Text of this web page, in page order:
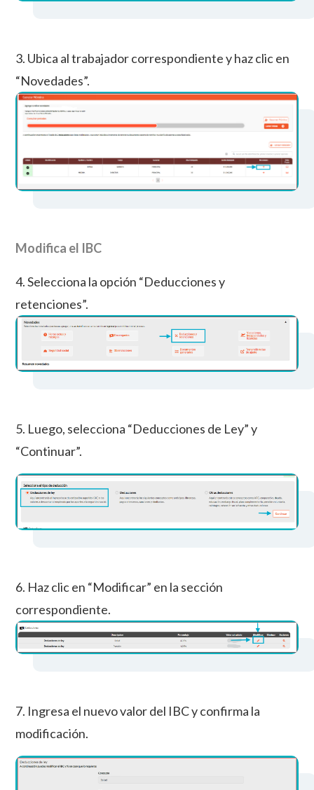
3. Ubica al trabajador correspondiente y haz clic en
“Novedades”.
Modifica el IBC
4. Selecciona la opción “Deducciones y
retenciones”.
5. Luego, selecciona “Deducciones de Ley” y
“Continuar”.
6. Haz clic en “Modificar” en la sección
correspondiente.
7. Ingresa el nuevo valor del IBC y confirma la
modificación.